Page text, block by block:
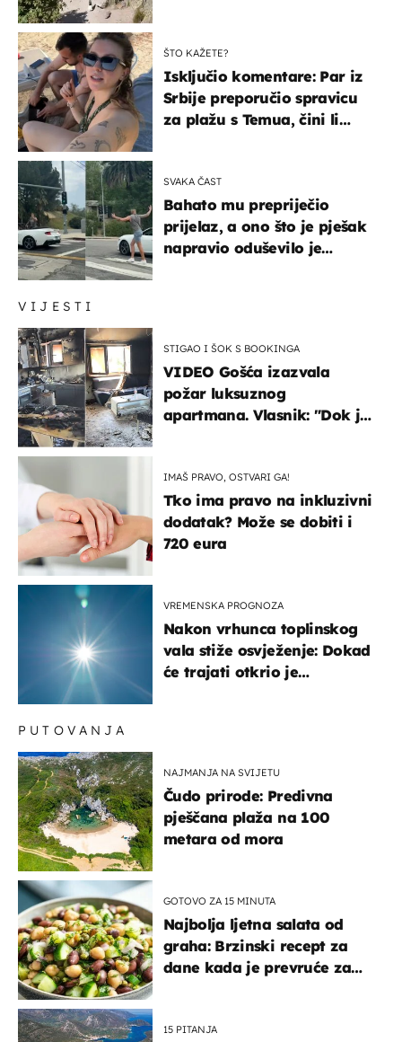
VIJESTI
STIGAO I ŠOK S BOOKINGA
VIDEO Gošća izazvala
požar luksuznog
apartmana. Vlasnik: "Dok je
IMAŠ PRAVO, OSTVARI GA!
Tko ima pravo na inkluzivni
dodatak? Može se dobiti i
720 eura
VREMENSKA PROGNOZA
Nakon vrhunca toplinskog
vala stiže osvježenje: Dokad
će trajati otkrio je
ŠTO KAŽETE?
Isključio komentare: Par iz
Srbije preporučio spravicu
za plažu s Temua, čini li
SVAKA ČAST
Bahato mu prepriječio
prijelaz, a ono što je pješak
napravio oduševilo je
PUTOVANJA
NAJMANJA NA SVIJETU
Čudo prirode: Predivna
pješčana plaža na 100
metara od mora
GOTOVO ZA 15 MINUTA
Najbolja ljetna salata od
graha: Brzinski recept za
dane kada je prevruće za
15 PITANJA